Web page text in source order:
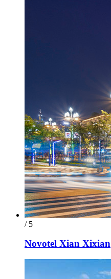
/ 5
Novotel Xian Xixian